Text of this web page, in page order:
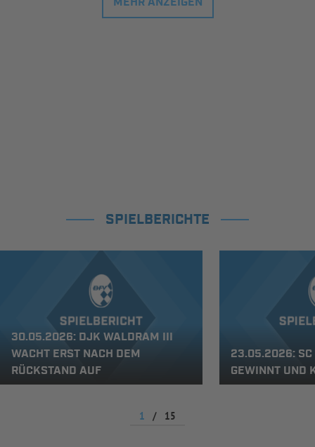
SPIELBERICHTE
30.05.2026: DJK WALDRAM III
WACHT ERST NACH DEM
RÜCKSTAND AUF
23.05.2026: SC
GEWINNT UND
1 / 15